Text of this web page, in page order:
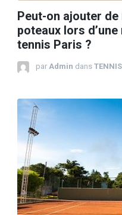
Peut-on ajouter
poteaux lors
tennis Paris ?
par Admin dans TENNIS